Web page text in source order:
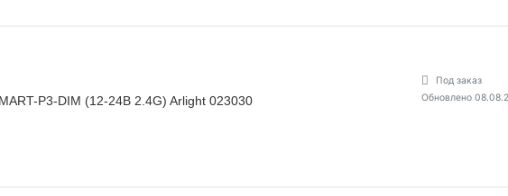
P3-DIM (12-24В 2.4G) Arlight 023030
Под заказ
Обновлено